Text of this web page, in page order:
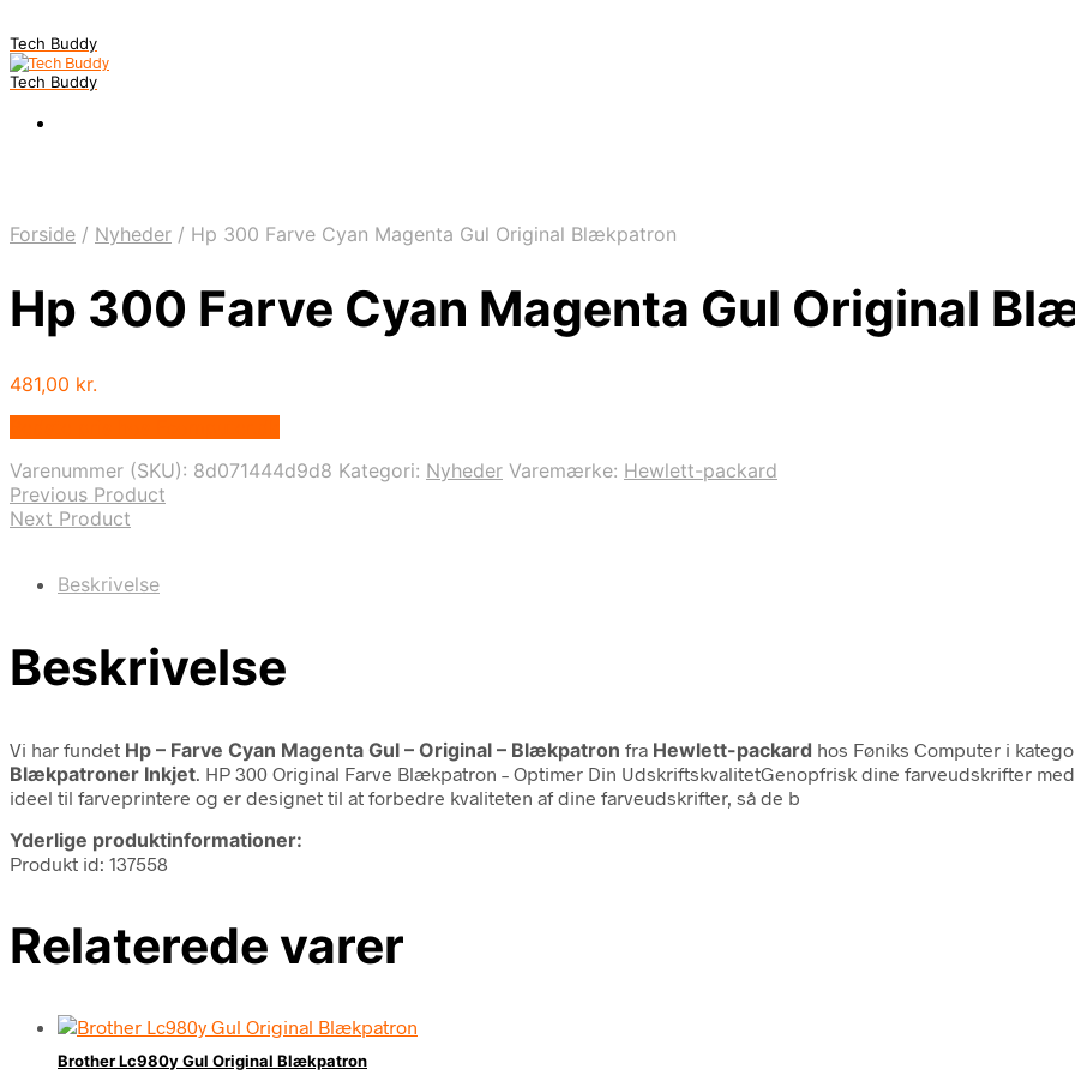
Tech Buddy
Tech Buddy
Forside / Nyheder / Hp 300 Farve Cyan Magenta Gul Original Blækpatron
Hp 300 Farve Cyan Magenta Gul Original
481,00 kr.
Varenummer (SKU): 8d071444d9d8 Kategori: Nyheder Varemærke: Hewlett-packard
Previous Product
Next Product
Beskrivelse
Beskrivelse
Vi har fundet Hp – Farve Cyan Magenta Gul – Original – Blækpatron fra Hewlett-packard hos Føniks Computer i
Blækpatroner Inkjet . HP 300 Original Farve Blækpatron – Optimer Din UdskriftskvalitetGenopfrisk dine farveudskrifter
ideel til farveprintere og er designet til at forbedre kvaliteten af dine farveudskrifter, så de b
Yderlige produktinformationer:
Produkt id: 137558
Relaterede varer
Brother Lc980y Gul Original Blækpatron